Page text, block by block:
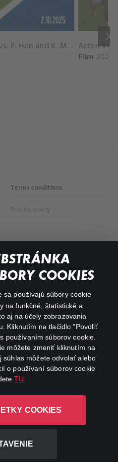
COOKIES
sa používajú súbory cookie
na funkčné, štatistické a
aj na účely zobrazovania
Kliknutím na tlačidlo "Povoliť
používaním súborov cookie.
môžete zmeniť kliknutím na
súhlas môžete odvolať alebo
o používaní súborov cookie
TU
COOKIES
keyboard_arrow_right
A. Krunic and A. Danilina vs. P. Hon and K. Muchova Match Highlights - BEIJING_Capital Group Diamond ( October 02, 2025)
Film 2026
Terms conditions
Privacy policy
Rue Albert Borschette 4,